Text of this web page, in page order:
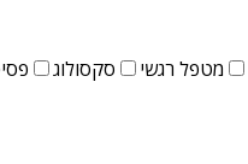
מטפל רגשי סקסולוג